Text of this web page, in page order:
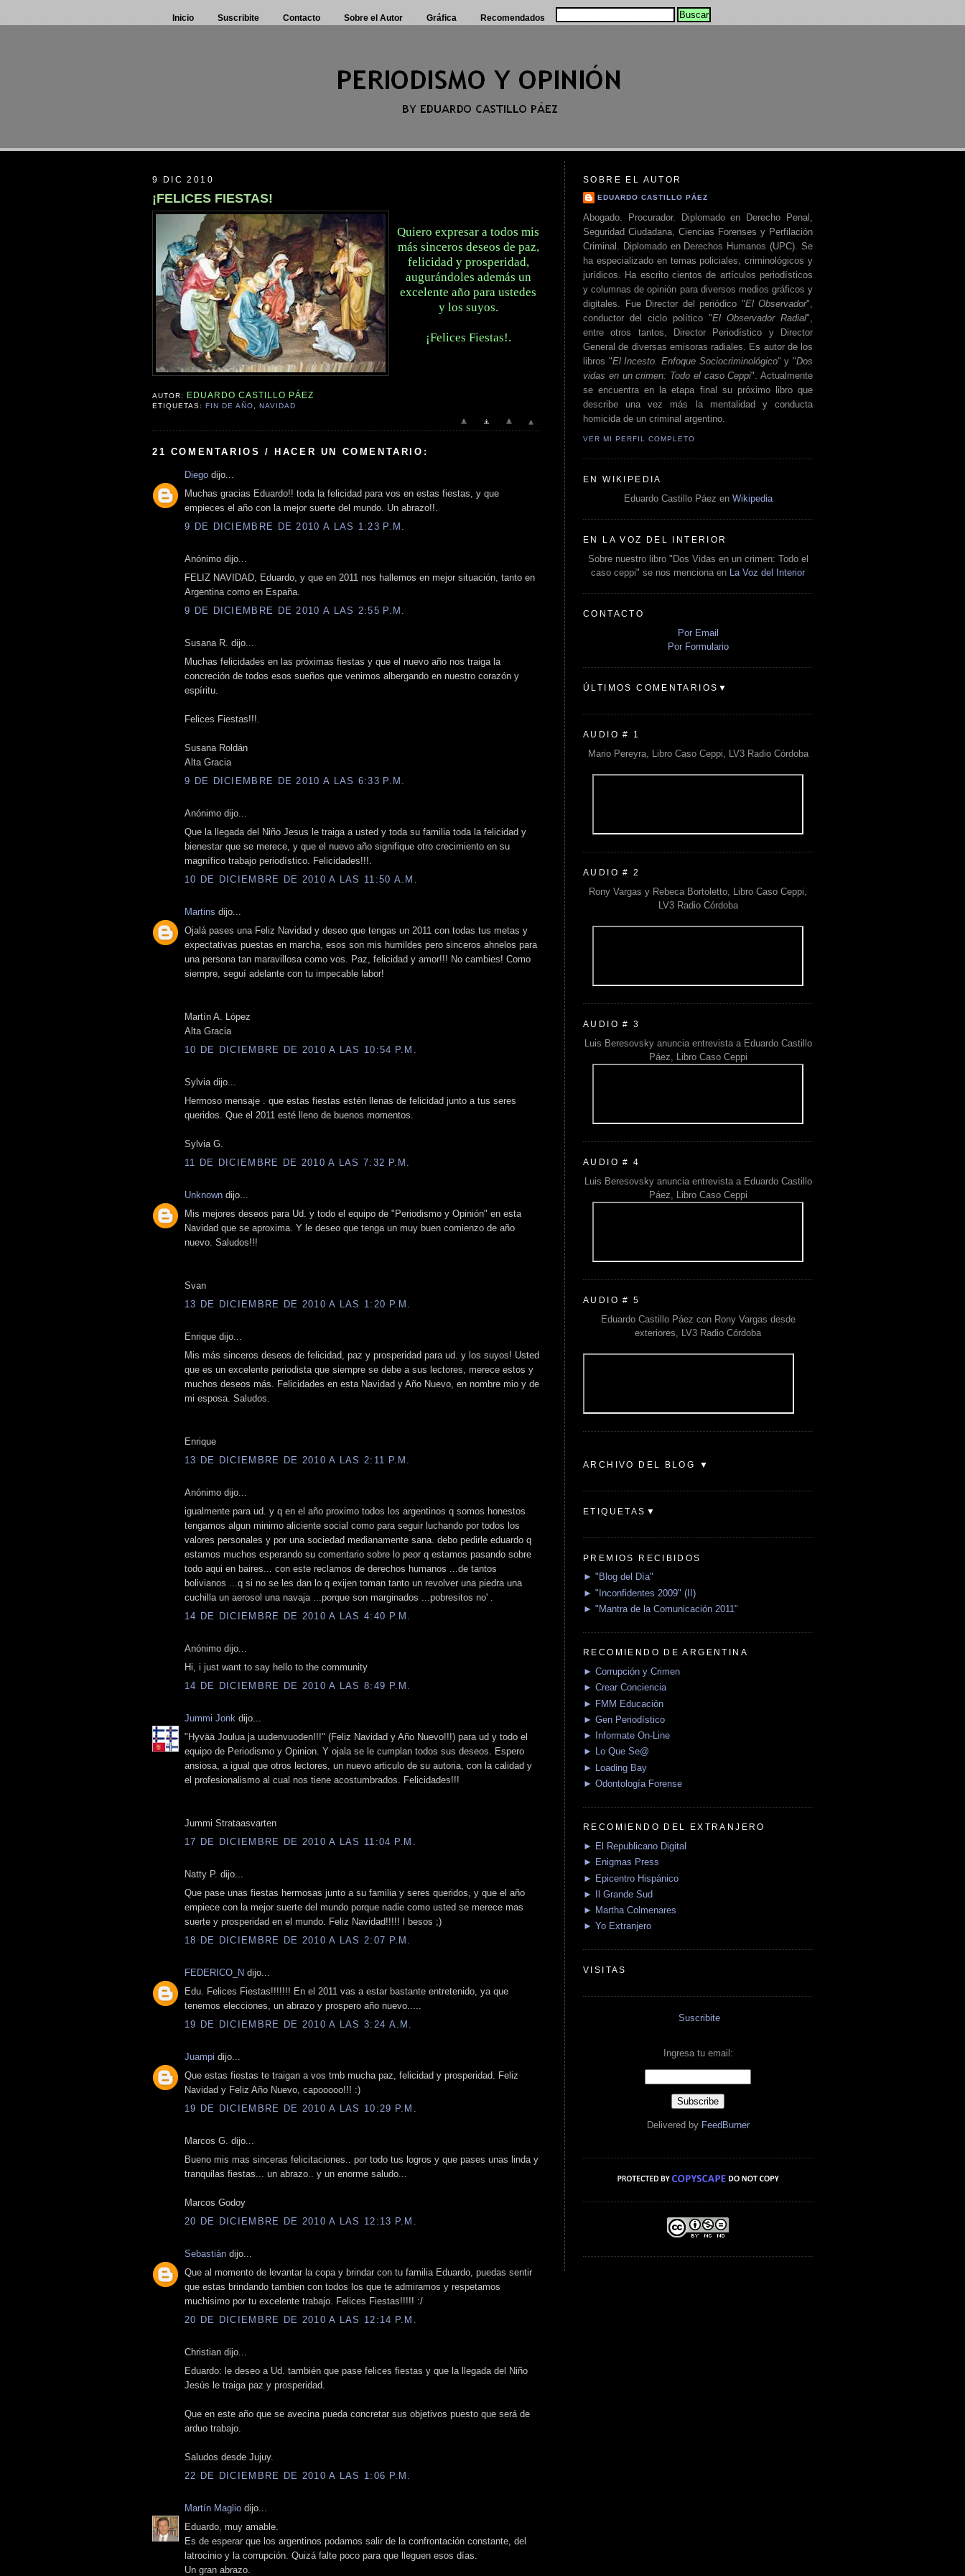
Inicio Suscribite Contacto Sobre el Autor Gráfica Recomendados
9 DIC 2010
¡FELICES FIESTAS!
Quiero expresar a todos mis
más sinceros deseos de paz,
felicidad y prosperidad,
augurándoles además un
excelente año para ustedes
y los suyos.
¡Felices Fiestas!.
AUTOR: EDUARDO CASTILLO PÁEZ
ETIQUETAS:FIN DE AÑO ,NAVIDAD
21 COMENTARIOS / HACER UN COMENTARIO:
Diego dijo...
Muchas gracias Eduardo!! toda la felicidad para vos en estas fiestas, y que
empieces el año con la mejor suerte del mundo. Un abrazo!!.
9 DE DICIEMBRE DE 2010 A LAS 1:23 P.M.
Anónimo dijo...
FELIZ NAVIDAD, Eduardo, y que en 2011 nos hallemos en mejor situación, tanto en
Argentina como en España.
9 DE DICIEMBRE DE 2010 A LAS 2:55 P.M.
Susana R. dijo...
Muchas felicidades en las próximas fiestas y que el nuevo año nos traiga la
concreción de todos esos sueños que venimos albergando en nuestro corazón y
espíritu.
Felices Fiestas!!!.
Susana Roldán
Alta Gracia
9 DE DICIEMBRE DE 2010 A LAS 6:33 P.M.
Anónimo dijo...
Que la llegada del Niño Jesus le traiga a usted y toda su familia toda la felicidad y
bienestar que se merece, y que el nuevo año signifique otro crecimiento en su
magnífico trabajo periodístico. Felicidades!!!.
10 DE DICIEMBRE DE 2010 A LAS 11:50 A.M.
Martins dijo...
Ojalá pases una Feliz Navidad y deseo que tengas un 2011 con todas tus metas y
expectativas puestas en marcha, esos son mis humildes pero sinceros ahnelos para
una persona tan maravillosa como vos. Paz, felicidad y amor!!! No cambies! Como
siempre, seguí adelante con tu impecable labor!
Martín A. López
Alta Gracia
10 DE DICIEMBRE DE 2010 A LAS 10:54 P.M.
Sylvia dijo...
Hermoso mensaje . que estas fiestas estén llenas de felicidad junto a tus seres
queridos. Que el 2011 esté lleno de buenos momentos.
Sylvia G.
11 DE DICIEMBRE DE 2010 A LAS 7:32 P.M.
Unknown dijo...
Mis mejores deseos para Ud. y todo el equipo de "Periodismo y Opinión" en esta
Navidad que se aproxima. Y le deseo que tenga un muy buen comienzo de año
nuevo. Saludos!!!
Svan
13 DE DICIEMBRE DE 2010 A LAS 1:20 P.M.
Enrique dijo...
Mis más sinceros deseos de felicidad, paz y prosperidad para ud. y los suyos! Usted
que es un excelente periodista que siempre se debe a sus lectores, merece estos y
muchos deseos más. Felicidades en esta Navidad y Año Nuevo, en nombre mio y de
mi esposa. Saludos.
Enrique
13 DE DICIEMBRE DE 2010 A LAS 2:11 P.M.
Anónimo dijo...
igualmente para ud. y q en el año proximo todos los argentinos q somos honestos
tengamos algun minimo aliciente social como para seguir luchando por todos los
valores personales y por una sociedad medianamente sana. debo pedirle eduardo q
estamos muchos esperando su comentario sobre lo peor q estamos pasando sobre
todo aqui en baires... con este reclamos de derechos humanos ...de tantos
bolivianos ...q si no se les dan lo q exijen toman tanto un revolver una piedra una
cuchilla un aerosol una navaja ...porque son marginados ...pobresitos no' .
14 DE DICIEMBRE DE 2010 A LAS 4:40 P.M.
Anónimo dijo...
Hi, i just want to say hello to the community
14 DE DICIEMBRE DE 2010 A LAS 8:49 P.M.
Jummi Jonk dijo...
‎"Hyvää Joulua ja uudenvuoden!!!" (Feliz Navidad y Año Nuevo!!!) para ud y todo el
equipo de Periodismo y Opinion. Y ojala se le cumplan todos sus deseos. Espero
ansiosa, a igual que otros lectores, un nuevo articulo de su autoria, con la calidad y
el profesionalismo al cual nos tiene acostumbrados. Felicidades!!!
Jummi Strataasvarten
17 DE DICIEMBRE DE 2010 A LAS 11:04 P.M.
Natty P. dijo...
Que pase unas fiestas hermosas junto a su familia y seres queridos, y que el año
empiece con la mejor suerte del mundo porque nadie como usted se merece mas
suerte y prosperidad en el mundo. Feliz Navidad!!!!! l besos ;)
18 DE DICIEMBRE DE 2010 A LAS 2:07 P.M.
FEDERICO_N dijo...
Edu. Felices Fiestas!!!!!!! En el 2011 vas a estar bastante entretenido, ya que
tenemos elecciones, un abrazo y prospero año nuevo.....
19 DE DICIEMBRE DE 2010 A LAS 3:24 A.M.
Juampi dijo...
Que estas fiestas te traigan a vos tmb mucha paz, felicidad y prosperidad. Feliz
Navidad y Feliz Año Nuevo, capooooo!!! :)
19 DE DICIEMBRE DE 2010 A LAS 10:29 P.M.
Marcos G. dijo...
Bueno mis mas sinceras felicitaciones.. por todo tus logros y que pases unas linda y
tranquilas fiestas... un abrazo.. y un enorme saludo...
Marcos Godoy
20 DE DICIEMBRE DE 2010 A LAS 12:13 P.M.
Sebastián dijo...
Que al momento de levantar la copa y brindar con tu familia Eduardo, puedas sentir
que estas brindando tambien con todos los que te admiramos y respetamos
muchisimo por tu excelente trabajo. Felices Fiestas!!!!! :/
20 DE DICIEMBRE DE 2010 A LAS 12:14 P.M.
Christian dijo...
Eduardo: le deseo a Ud. también que pase felices fiestas y que la llegada del Niño
Jesús le traiga paz y prosperidad.
Que en este año que se avecina pueda concretar sus objetivos puesto que será de
arduo trabajo.
Saludos desde Jujuy.
22 DE DICIEMBRE DE 2010 A LAS 1:06 P.M.
Martín Maglio dijo...
Eduardo, muy amable.
Es de esperar que los argentinos podamos salir de la confrontación constante, del
latrocinio y la corrupción. Quizá falte poco para que lleguen esos días.
Un gran abrazo.
SOBRE EL AUTOR
EDUARDO CASTILLO PÁEZ
Abogado. Procurador. Diplomado en Derecho Penal,
Seguridad Ciudadana, Ciencias Forenses y Perfilación
Criminal. Diplomado en Derechos Humanos (UPC). Se
ha especializado en temas policiales, criminológicos y
jurídicos. Ha escrito cientos de artículos periodísticos
y columnas de opinión para diversos medios gráficos y
digitales. Fue Director del periódico "El Observador",
conductor del ciclo político "El Observador Radial",
entre otros tantos, Director Periodístico y Director
General de diversas emisoras radiales. Es autor de los
libros "El Incesto. Enfoque Sociocriminológico" y "Dos
vidas en un crimen: Todo el caso Ceppi". Actualmente
se encuentra en la etapa final su próximo libro que
describe una vez más la mentalidad y conducta
homicida de un criminal argentino.
VER MI PERFIL COMPLETO
EN WIKIPEDIA
Eduardo Castillo Páez en Wikipedia
EN LA VOZ DEL INTERIOR
Sobre nuestro libro "Dos Vidas en un crimen: Todo el
caso ceppi" se nos menciona en
La Voz del Interior
CONTACTO
Por Email
Por Formulario
ÚLTIMOS COMENTARIOS▼
AUDIO # 1
Mario Pereyra, Libro Caso Ceppi, LV3 Radio Córdoba
AUDIO # 2
Rony Vargas y Rebeca Bortoletto, Libro Caso Ceppi,
LV3 Radio Córdoba
AUDIO # 3
Luis Beresovsky anuncia entrevista a Eduardo Castillo
Páez, Libro Caso Ceppi
AUDIO # 4
Luis Beresovsky anuncia entrevista a Eduardo Castillo
Páez, Libro Caso Ceppi
AUDIO # 5
Eduardo Castillo Páez con Rony Vargas desde
exteriores, LV3 Radio Córdoba
ARCHIVO DEL BLOG ▼
ETIQUETAS▼
PREMIOS RECIBIDOS
► "Blog del Día"
► "Inconfidentes 2009" (II)
► "Mantra de la Comunicación 2011"
RECOMIENDO DE ARGENTINA
► Corrupción y Crimen
► Crear Conciencia
► FMM Educación
► Gen Periodístico
► Informate On-Line
► Lo Que Se@
► Loading Bay
► Odontología Forense
RECOMIENDO DEL EXTRANJERO
► El Republicano Digital
► Enigmas Press
► Epicentro Hispánico
► Il Grande Sud
► Martha Colmenares
► Yo Extranjero
VISITAS
Suscribite
Ingresa tu email:
Delivered by FeedBurner